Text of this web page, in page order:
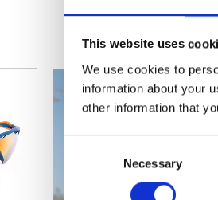
This website uses
We use cookies to
information about your
other information that
Necessary